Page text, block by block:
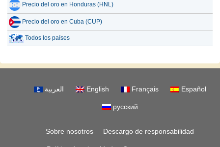
Precio del oro en Honduras (HNL)
Precio del oro en Cuba (CUP)
Todos los países
العربية English Français Español
русский
Sobre nosotros Descargo de responsabilidad